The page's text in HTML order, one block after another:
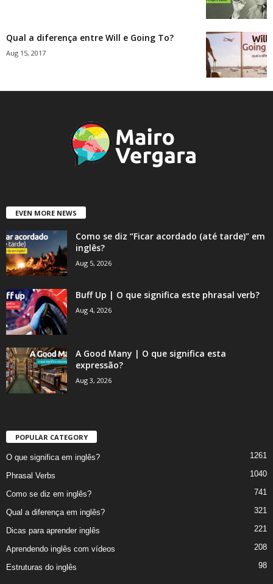
Qual a diferença entre Will e Going To?
Aug 15, 2017
EVEN MORE NEWS
Como se diz “Ficar acordado (até tarde)” em
inglês?
Aug 5, 2026
Buff Up | O que significa este phrasal verb?
Aug 4, 2026
A Good Many | O que significa esta
expressão?
Aug 3, 2026
POPULAR CATEGORY
O que significa em inglês? 1261
Phrasal Verbs 1040
Como se diz em inglês? 741
Qual a diferença em inglês? 321
Dicas para aprender inglês 221
Aprendendo inglês com vídeos 208
Estruturas do inglês 98